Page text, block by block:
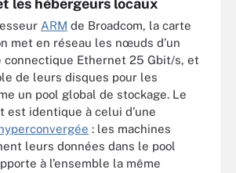
les hébergeurs locaux
ARM de Broadcom, la carte
met en réseau les nœuds d’un
connectique Ethernet 25 Gbit/s, et
de leurs disques pour les
un pool global de stockage. Le
est identique à celui d’une
: les machines
leurs données dans le pool
à l’ensemble la même